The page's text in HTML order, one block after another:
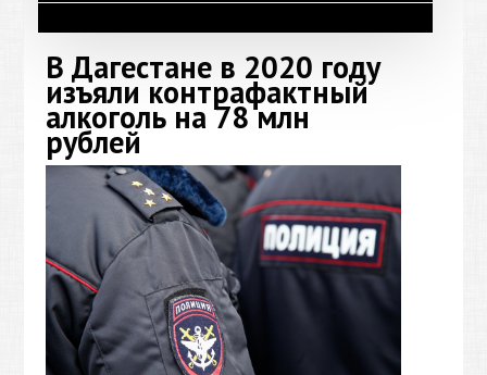
В Дагестане в 2020 году
изъяли контрафактный
алкоголь на 78 млн
рублей